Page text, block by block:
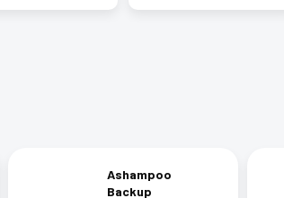
Ashampoo
Backup